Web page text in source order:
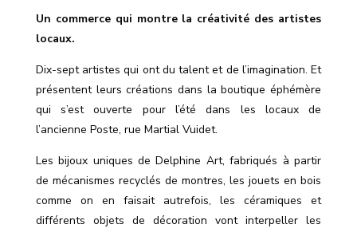
Un commerce qui montre la créativité des artistes
locaux.
Dix-sept artistes qui ont du talent et de l’imagination. Et
présentent leurs créations dans la boutique éphémère
qui s’est ouverte pour l’été dans les locaux de
l’ancienne Poste, rue Martial Vuidet.
Les bijoux uniques de Delphine Art, fabriqués à partir
de mécanismes recyclés de montres, les jouets en bois
comme on en faisait autrefois, les céramiques et
différents objets de décoration vont interpeller les